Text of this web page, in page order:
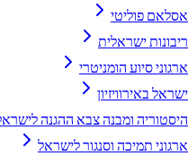
אסלאם פוליטי
ריבונות ישראלית
ארגוני סיוע הומניטרי
ישראל באירוויזיון
היסטוריה ומבנה צבא ההגנה
ארגוני תמיכה וסנגור לישראל